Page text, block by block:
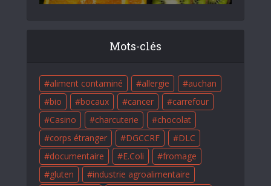
Mots-clés
aliment contaminé allergie
auchan
bio
bocaux cancer
carrefour
Casino
charcuterie
chocolat
corps étranger
DGCCRF
DLC
documentaire
E.Coli
fromage
gluten
industrie agroalimentaire